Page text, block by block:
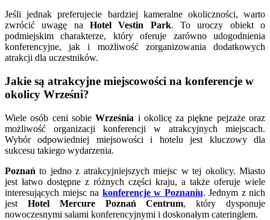
Jeśli jednak preferujecie bardziej kameralne okoliczności, warto
zwrócić uwagę na Hotel Vestin Park. To uroczy obiekt o
podmiejskim charakterze, który oferuje zarówno udogodnienia
konferencyjne, jak i możliwość zorganizowania dodatkowych
atrakcji dla uczestników.
Jakie są atrakcyjne miejscowości na konferencje w
okolicy Wrześni?
Wiele osób ceni sobieWrześnia i okolicę za piękne pejzaże oraz
możliwość organizacji konferencji w atrakcyjnych miejscach.
Wybór odpowiedniej miejsowości i hotelu jest kluczowy dla
sukcesu takiego wydarzenia.
Poznań to jedno z atrakcyjniejszych miejsc w tej okolicy. Miasto
jest łatwo dostępne z różnych części kraju, a także oferuje wiele
interesujących miejsc na konferencje w Poznaniu. Jednym z nich
jest Hotel Mercure Poznań Centrum, który dysponuje
nowoczesnymi salami konferencyjnymi i doskonałym cateringlem.